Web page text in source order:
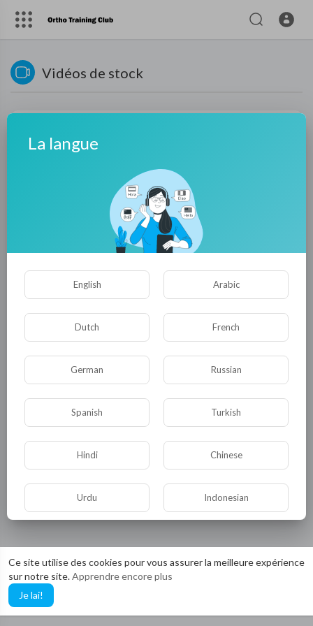
Ce site utilise des cookies pour vous assurer la meilleure expérience
sur notre site.Apprendre encore plus
Je lai!
Vidéos de stock
Aucune vidéo trouvée pour l'instant!
La langue
English Arabic
Dutch French
German Russian
Spanish Turkish
Hindi Chinese
Urdu Indonesian
Bengali